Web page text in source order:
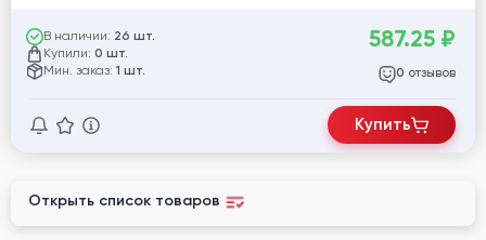
В наличии: 26 шт.
Купили: 0 шт.
Мин. заказ: 1 шт.
587.25 ₽
0 отзывов
Купить
Открыть список товаров